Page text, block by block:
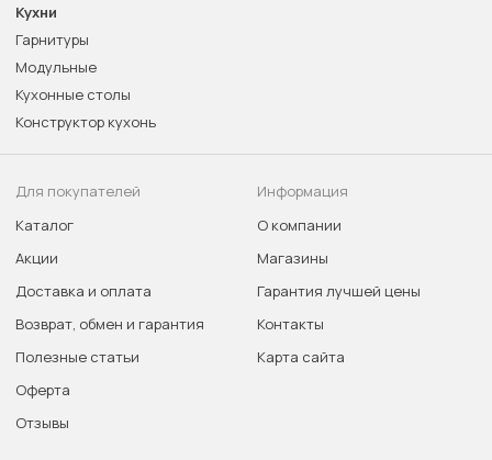
Кухни
Гарнитуры
Модульные
Кухонные столы
Конструктор кухонь
Для покупателей
Каталог
Акции
Доставка и оплата
Возврат, обмен и гарантия
Полезные статьи
Оферта
Отзывы
Информация
О компании
Магазины
Гарантия лучшей цены
Контакты
Карта сайта